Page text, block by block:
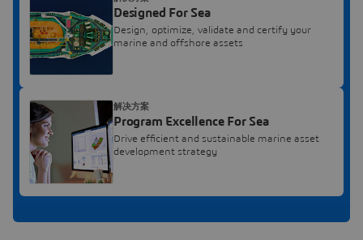
Designed For Sea
Design, optimize, validate and certify your
marine and offshore assets
Program Excellence For Sea
Drive efficient and sustainable marine asset
development strategy
解决方案